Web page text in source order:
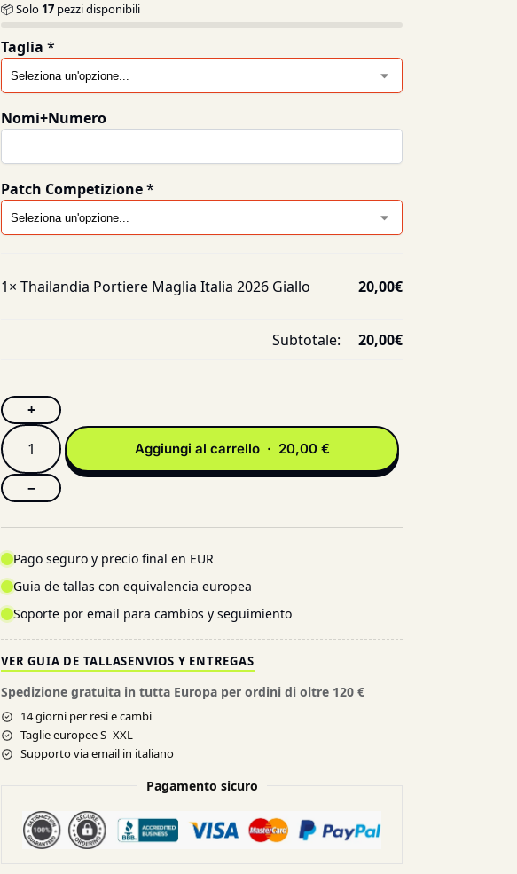
📦 Solo 17 pezzi disponibili
Taglia *
Nomi+Numero
Patch Competizione*
1× Thailandia Portiere Maglia Italia 2026 Giallo 20,00€
Subtotale: 20,00€
+
−
Aggiungi al carrello · 20,00 €
Pago seguro y precio final en EUR
Guia de tallas con equivalencia europea
Soporte por email para cambios y seguimiento
VER GUIA DE TALLASENVIOS Y ENTREGAS
Spedizione gratuita in tutta Europa per ordini di oltre 120 €
14 giorni per resi e cambi
Taglie europee S–XXL
Supporto via email in italiano
Pagamento sicuro